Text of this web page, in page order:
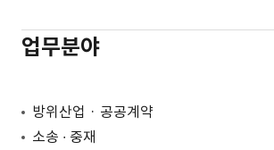
업무분야
방위산업 · 공공계약
소송 ∙ 중재